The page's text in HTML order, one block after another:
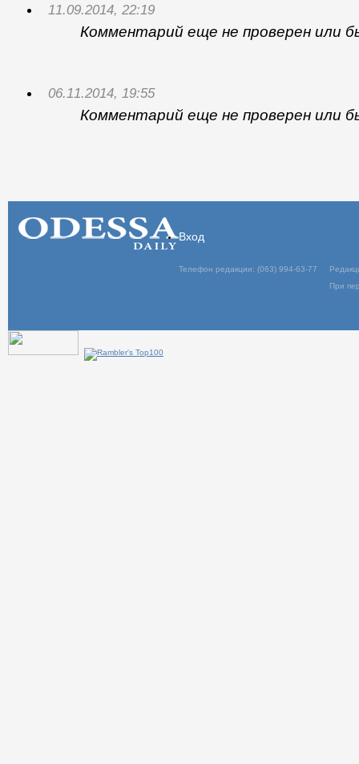
11.09.2014, 22:19
Комментарий еще не проверен или
06.11.2014, 19:55
Комментарий еще не проверен или
Вход
Телефон редакции: (063) 994-63-77
При